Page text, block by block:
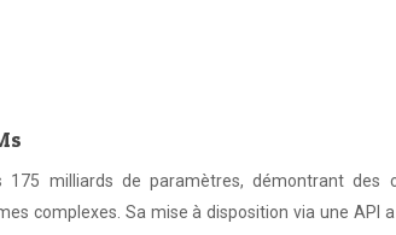
milliards de paramètres, démontrant des
complexes. Sa mise à disposition via une API a